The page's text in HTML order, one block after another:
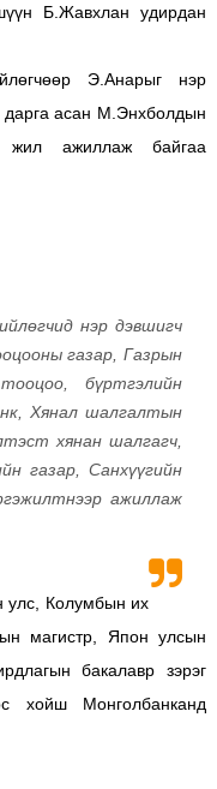
Б.Жавхлан удирдан
Э.Анарыг нэр
асан М.Энхболдын
жил ажиллаж байгаа
нэр дэвшигч
газaр, Газрын
бүртгэлийн
Хянал шалгалтын
хянан шалгагч,
газар, Санхүүгийн
ажиллаж
улс, Колумбын их
магистр, Япон улсын
бакaлавр зэрэг
хойш Монголбанканд